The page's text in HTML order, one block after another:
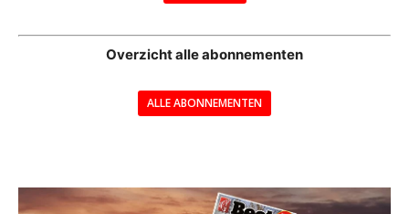
Overzicht alle abonnementen
ALLE ABONNEMENTEN